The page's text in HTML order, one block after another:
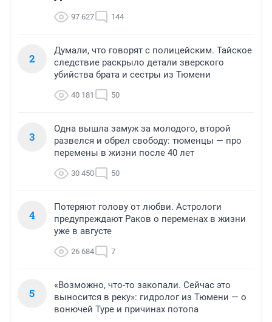
97 627 144
2
Думали, что говорят с полицейским. Тайское
следствие раскрыло детали зверского
убийства брата и сестры из Тюмени
40 181 50
3
Одна вышла замуж за молодого, второй
развелся и обрел свободу: тюменцы — про
перемены в жизни после 40 лет
30 450 50
4
Потеряют голову от любви. Астрологи
предупреждают Раков о переменах в жизни
уже в августе
26 684 7
5
«Возможно, что-то закопали. Сейчас это
выносится в реку»: гидролог из Тюмени — о
вонючей Туре и причинах потопа